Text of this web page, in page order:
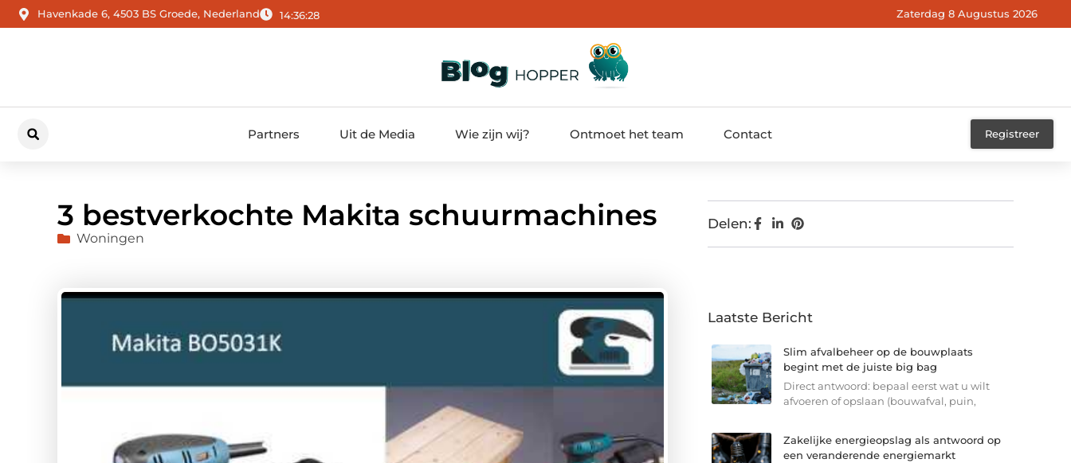
Havenkade 6, 4503 BS Groede, Nederland 14:36:29 Zaterdag 8 Augustus 2026
Partners Uit de Media Wie zijn wij? Ontmoet het team Contact Registreer
3 bestverkochte Makita schuurmachines
Woningen
Delen:
Laatste Bericht
Slim afvalbeheer op de bouwplaats
begint met de juiste big bag
Direct antwoord: bepaal eerst wat u wilt
afvoeren of opslaan (bouwafval, puin,
Zakelijke energieopslag als antwoord op
een veranderende energiemarkt